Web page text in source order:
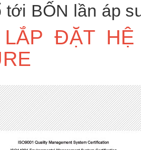
tới BỐN lần áp
ĐẶT HỆ